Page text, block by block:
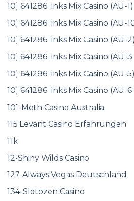
10) 641286 links Mix Casino (AU-
10) 641286 links Mix Casino (AU-
10) 641286 links Mix Casino (AU-
10) 641286 links Mix Casino (AU-
10) 641286 links Mix Casino (AU-
10) 641286 links Mix Casino (AU-
101-Meth Casino Australia
115 Levant Casino Erfahrungen
11k
12-Shiny Wilds Casino
127-Always Vegas Deutschland
134-Slotozen Casino